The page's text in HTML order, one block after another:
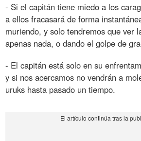
- Si el capitán tiene miedo a los
a ellos fracasará de forma
muriendo, y solo tendremos que ver
apenas nada, o dando el golpe de
- El capitán está solo en su
y si nos acercamos no vendrán a
uruks hasta pasado un tiempo.